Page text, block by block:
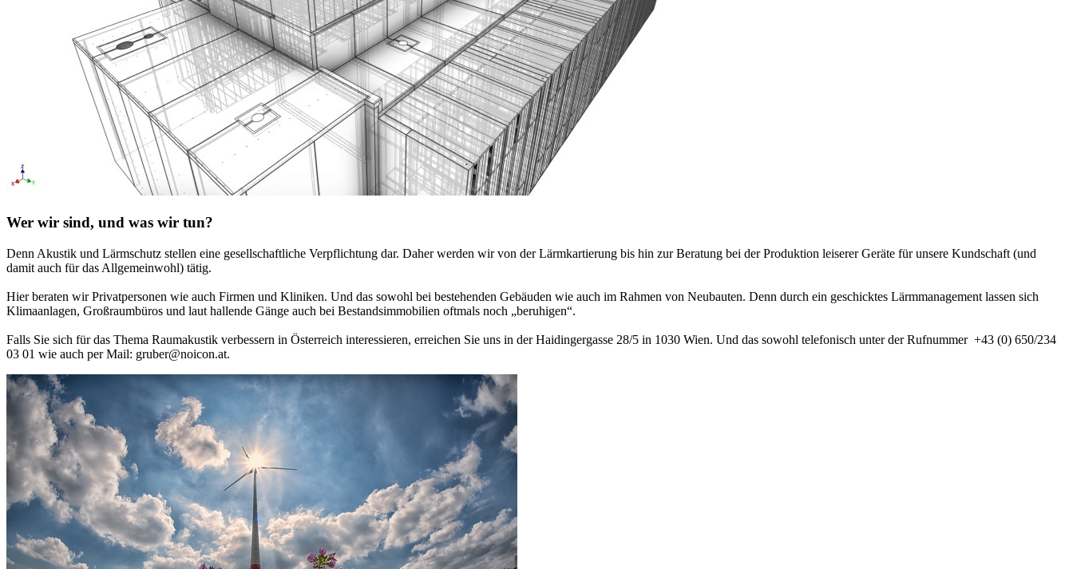
Wer wir sind, und was wir tun?
Denn Akustik und Lärmschutz stellen eine gesellschaftliche Verpflichtung dar. Daher werden wir von der Lärmkartierung bis hin zur Beratung bei der Produktion leiserer Geräte für unsere Kundschaft (und
damit auch für das Allgemeinwohl) tätig.
Hier beraten wir Privatpersonen wie auch Firmen und Kliniken. Und das sowohl bei bestehenden Gebäuden wie auch im Rahmen von Neubauten. Denn durch ein geschicktes Lärmmanagement lassen sich
Klimaanlagen, Großraumbüros und laut hallende Gänge auch bei Bestandsimmobilien oftmals noch „beruhigen“.
Falls Sie sich für das Thema Raumakustik verbessern in Österreich interessieren, erreichen Sie uns in der Haidingergasse 28/5 in 1030 Wien. Und das sowohl telefonisch unter der Rufnummer +43 (0) 650/234
03 01 wie auch per Mail: gruber@noicon.at.